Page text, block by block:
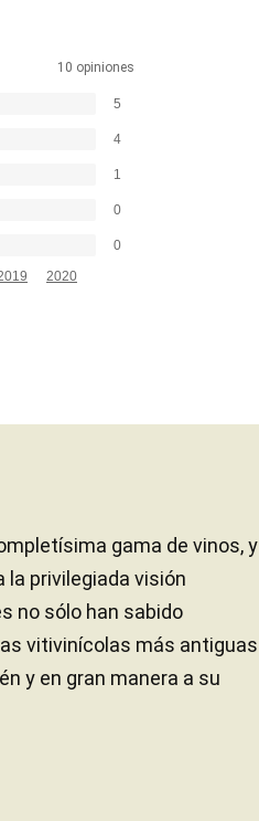
10 opiniones
5
4
1
0
0
2020
gama de vinos, y
la privilegiada visión
no sólo han sabido
vitivinícolas más antiguas
y en gran manera a su